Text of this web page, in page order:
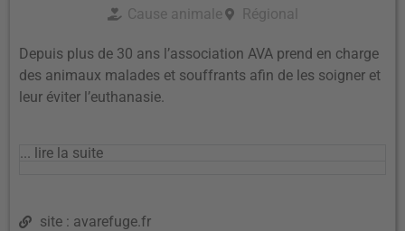
Cause animale Régional
Depuis plus de 30 ans l’association AVA prend en charge
des animaux malades et souffrants afin de les soigner et
leur éviter l’euthanasie.
... lire la suite
site : avarefuge.fr